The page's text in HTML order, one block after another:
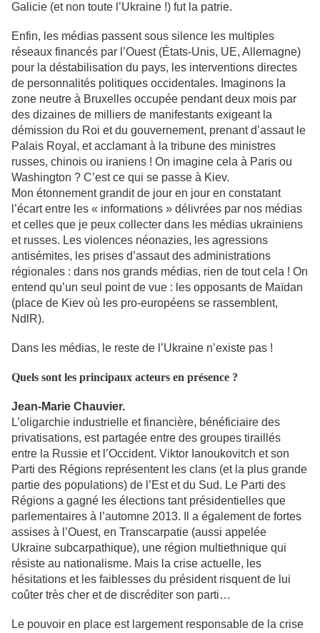
Galicie (et non toute l’Ukraine !) fut la patrie.
Enfin, les médias passent sous silence les multiples
réseaux financés par l’Ouest (États-Unis, UE, Allemagne)
pour la déstabilisation du pays, les interventions directes
de personnalités politiques occidentales. Imaginons la
zone neutre à Bruxelles occupée pendant deux mois par
des dizaines de milliers de manifestants exigeant la
démission du Roi et du gouvernement, prenant d’assaut le
Palais Royal, et acclamant à la tribune des ministres
russes, chinois ou iraniens ! On imagine cela à Paris ou
Washington ? C’est ce qui se passe à Kiev.
Mon étonnement grandit de jour en jour en constatant
l’écart entre les « informations » délivrées par nos médias
et celles que je peux collecter dans les médias ukrainiens
et russes. Les violences néonazies, les agressions
antisémites, les prises d’assaut des administrations
régionales : dans nos grands médias, rien de tout cela ! On
entend qu’un seul point de vue : les opposants de Maïdan
(place de Kiev où les pro-européens se rassemblent,
NdlR).
Dans les médias, le reste de l’Ukraine n’existe pas !
Quels sont les principaux acteurs en présence ?
Jean-Marie Chauvier.
L’oligarchie industrielle et financière, bénéficiaire des
privatisations, est partagée entre des groupes tiraillés
entre la Russie et l’Occident. Viktor Ianoukovitch et son
Parti des Régions représentent les clans (et la plus grande
partie des populations) de l’Est et du Sud. Le Parti des
Régions a gagné les élections tant présidentielles que
parlementaires à l’automne 2013. Il a également de fortes
assises à l’Ouest, en Transcarpatie (aussi appelée
Ukraine subcarpathique), une région multiethnique qui
résiste au nationalisme. Mais la crise actuelle, les
hésitations et les faiblesses du président risquent de lui
coûter très cher et de discréditer son parti…
Le pouvoir en place est largement responsable de la crise